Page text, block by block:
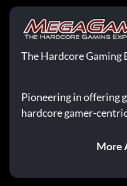
The Hardcore Gaming
Pioneering in offering
hardcore gamer-
More